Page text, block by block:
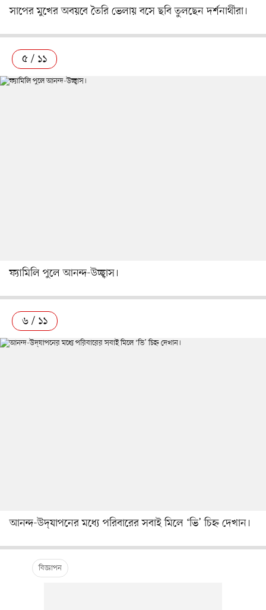
সাপের মুখের অবয়বে তৈরি ভেলায় বসে ছবি তুলছেন দর্শনার্থীরা।
৫ / ১১
ফ্যামিলি পুলে আনন্দ-উচ্ছ্বাস।
৬ / ১১
আনন্দ-উদ্‌যাপনের মধ্যে পরিবারের সবাই মিলে ‘ভি’ চিহ্ন দেখান।